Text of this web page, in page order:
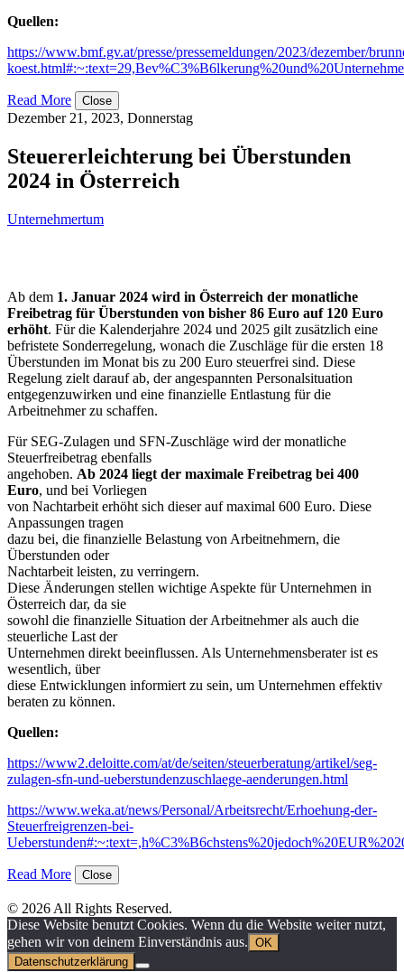
Quellen:
https://www.bmf.gv.at/presse/pressemeldungen/2023/dezember/
Read More Close
Dezember 21, 2023, Donnerstag
Steuererleichterung bei Überstunden
2024 in Österreich
Unternehmertum
Ab dem 1. Januar 2024 wird in Österreich der monatliche
Freibetrag für Überstunden von bisher 86 Euro auf 120 Euro
erhöht. Für die Kalenderjahre 2024 und 2025 gilt zusätzlich eine
befristete Sonderregelung, wonach die Zuschläge für die ersten 18
Überstunden im Monat bis zu 200 Euro steuerfrei sind. Diese
Regelung zielt darauf ab, der angespannten Personalsituation
entgegenzuwirken und eine finanzielle Entlastung für die
Arbeitnehmer zu schaffen.
Für SEG-Zulagen und SFN-Zuschläge wird der monatliche
Steuerfreibetrag ebenfalls
angehoben. Ab 2024 liegt der maximale Freibetrag bei 400
Euro, und bei Vorliegen
von Nachtarbeit erhöht sich dieser auf maximal 600 Euro. Diese
Anpassungen tragen
dazu bei, die finanzielle Belastung von Arbeitnehmern, die
Überstunden oder
Nachtarbeit leisten, zu verringern.
Diese Änderungen stellen wichtige Aspekte für Unternehmen in
Österreich dar, da sie
sowohl die finanzielle Situation der Arbeitnehmer als auch die
steuerliche Last der
Unternehmen direkt beeinflussen. Als Unternehmensberater ist es
wesentlich, über
diese Entwicklungen informiert zu sein, um Unternehmen effektiv
beraten zu können.
Quellen:
https://www2.deloitte.com/at/de/seiten/steuerberatung/artikel/seg-
zulagen-sfn-und-ueberstundenzuschlaege-aenderungen.html
https://www.weka.at/news/Personal/Arbeitsrecht/Erhoehung-der-
Steuerfreigrenzen-bei-
Read More Close
© 2026 All Rights Reserved.
Diese Website benutzt Cookies. Wenn du die Website weiter nutzt,
gehen wir von deinem Einverständnis aus. OK
Datenschutzerklärung